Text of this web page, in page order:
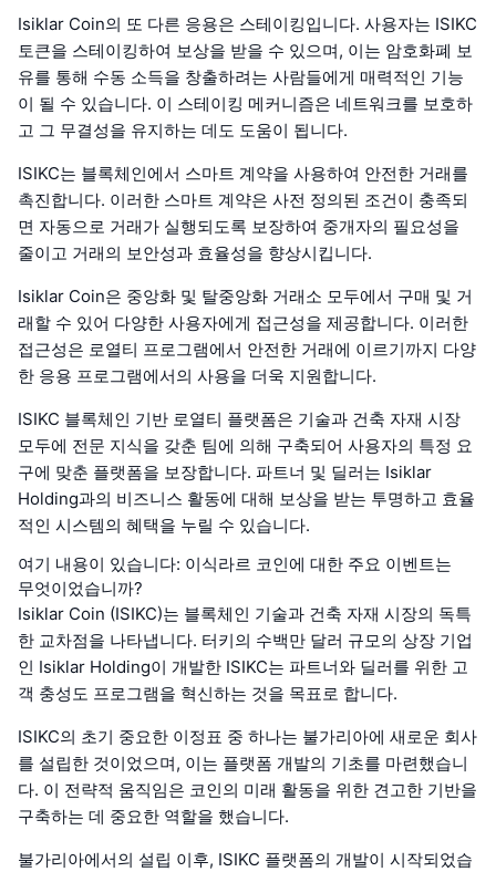
Isiklar Coin의 또 다른 응용은 스테이킹입니다. 사용자는 ISIKC
토큰을 스테이킹하여 보상을 받을 수 있으며, 이는 암호화폐 보
유를 통해 수동 소득을 창출하려는 사람들에게 매력적인 기능
이 될 수 있습니다. 이 스테이킹 메커니즘은 네트워크를 보호하
고 그 무결성을 유지하는 데도 도움이 됩니다.
ISIKC는 블록체인에서 스마트 계약을 사용하여 안전한 거래를
촉진합니다. 이러한 스마트 계약은 사전 정의된 조건이 충족되
면 자동으로 거래가 실행되도록 보장하여 중개자의 필요성을
줄이고 거래의 보안성과 효율성을 향상시킵니다.
Isiklar Coin은 중앙화 및 탈중앙화 거래소 모두에서 구매 및 거
래할 수 있어 다양한 사용자에게 접근성을 제공합니다. 이러한
접근성은 로열티 프로그램에서 안전한 거래에 이르기까지 다양
한 응용 프로그램에서의 사용을 더욱 지원합니다.
ISIKC 블록체인 기반 로열티 플랫폼은 기술과 건축 자재 시장
모두에 전문 지식을 갖춘 팀에 의해 구축되어 사용자의 특정 요
구에 맞춘 플랫폼을 보장합니다. 파트너 및 딜러는 Isiklar
Holding과의 비즈니스 활동에 대해 보상을 받는 투명하고 효율
적인 시스템의 혜택을 누릴 수 있습니다.
여기 내용이 있습니다: 이식라르 코인에 대한 주요 이벤트는
무엇이었습니까?
Isiklar Coin (ISIKC)는 블록체인 기술과 건축 자재 시장의 독특
한 교차점을 나타냅니다. 터키의 수백만 달러 규모의 상장 기업
인 Isiklar Holding이 개발한 ISIKC는 파트너와 딜러를 위한 고
객 충성도 프로그램을 혁신하는 것을 목표로 합니다.
ISIKC의 초기 중요한 이정표 중 하나는 불가리아에 새로운 회사
를 설립한 것이었으며, 이는 플랫폼 개발의 기초를 마련했습니
다. 이 전략적 움직임은 코인의 미래 활동을 위한 견고한 기반을
구축하는 데 중요한 역할을 했습니다.
불가리아에서의 설립 이후, ISIKC 플랫폼의 개발이 시작되었습